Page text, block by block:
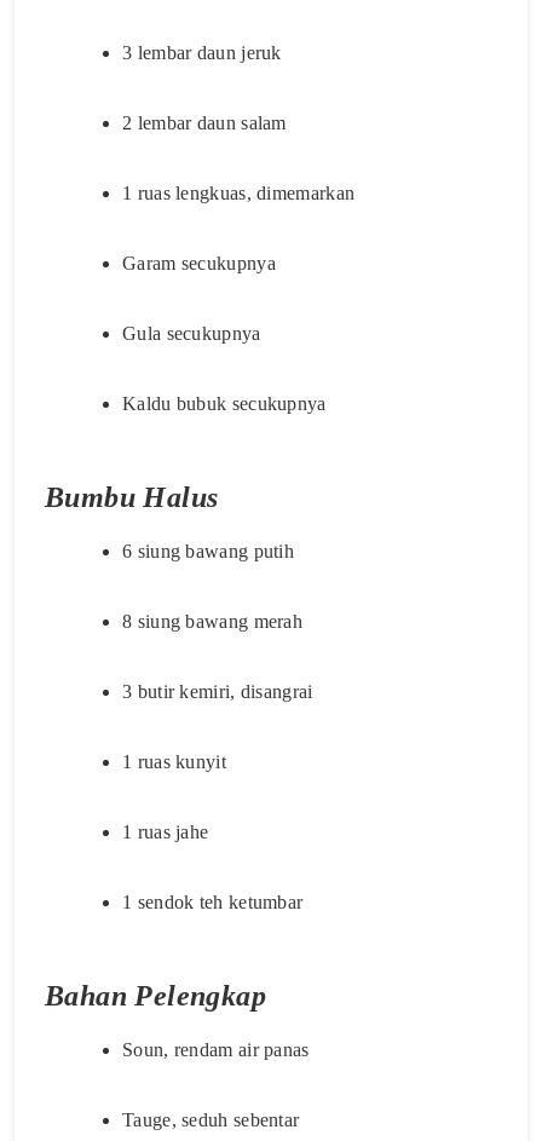
3 lembar daun jeruk
2 lembar daun salam
1 ruas lengkuas, dimemarkan
Garam secukupnya
Gula secukupnya
Kaldu bubuk secukupnya
Bumbu Halus
6 siung bawang putih
8 siung bawang merah
3 butir kemiri, disangrai
1 ruas kunyit
1 ruas jahe
1 sendok teh ketumbar
Bahan Pelengkap
Soun, rendam air panas
Tauge, seduh sebentar